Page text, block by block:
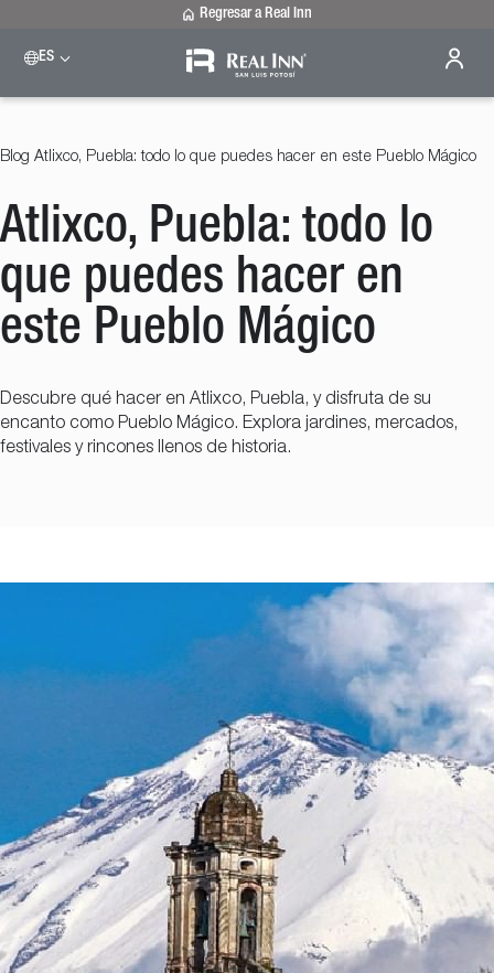
Regresar a Real Inn
ES
Blog Atlixco, Puebla: todo lo que puedes hacer en este Pueblo Mágico
Atlixco, Puebla: todo lo
que puedes hacer en
este Pueblo Mágico
Descubre qué hacer en Atlixco, Puebla, y disfruta de su
encanto como Pueblo Mágico. Explora jardines, mercados,
festivales y rincones llenos de historia.